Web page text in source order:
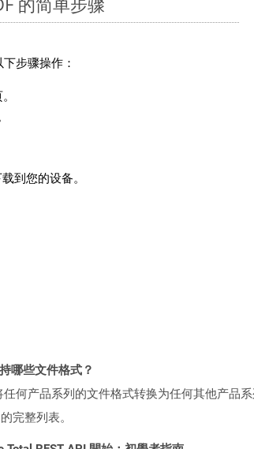
下步骤操作：
到您的设备。
哪些文件格式？
何产品系列的文件格式转换为任何其他产品
的完整列表。